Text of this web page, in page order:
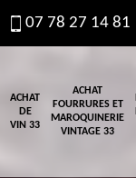
07 78 27 14 81
ACHAT
DE
VIN 33
ACHAT
FOURRURES ET
MAROQUINERIE
VINTAGE 33